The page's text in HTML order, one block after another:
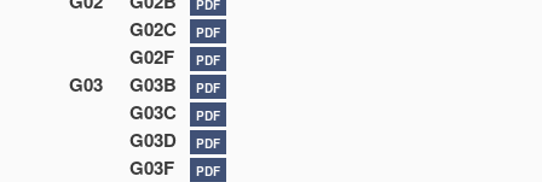
PDF
G02C PDF
G02F PDF
G03 G03B PDF
G03C PDF
G03D PDF
G03F PDF